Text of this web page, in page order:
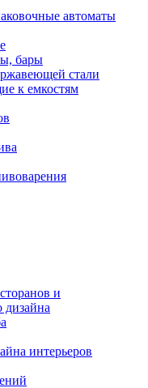
автоматы
бары
стали
к емкостям
и
дизайна
интерьеров